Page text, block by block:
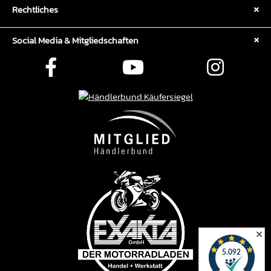
Rechtliches
Social Media & Mitgliedschaften
✕